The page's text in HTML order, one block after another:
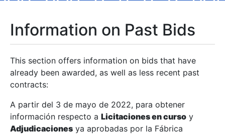
Show/Hide
Show/Hide
Information on Past Bids
This section offers information on bids that have
already been awarded, as well as less recent past
contracts:
A partir del 3 de mayo de 2022, para obtener
información respecto a Licitaciones en curso y
Adjudicaciones ya aprobadas por la Fábrica